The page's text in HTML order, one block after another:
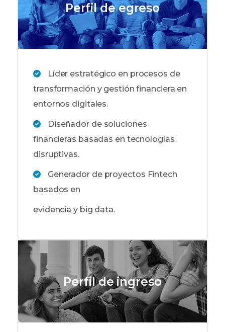
Perfil de egreso
Líder estratégico en procesos de
transformación y gestión financiera en
entornos digitales.
Diseñador de soluciones
financieras basadas en tecnologías
disruptivas.
Generador de proyectos Fintech
basados en
evidencia y big data.
Perfil de ingreso